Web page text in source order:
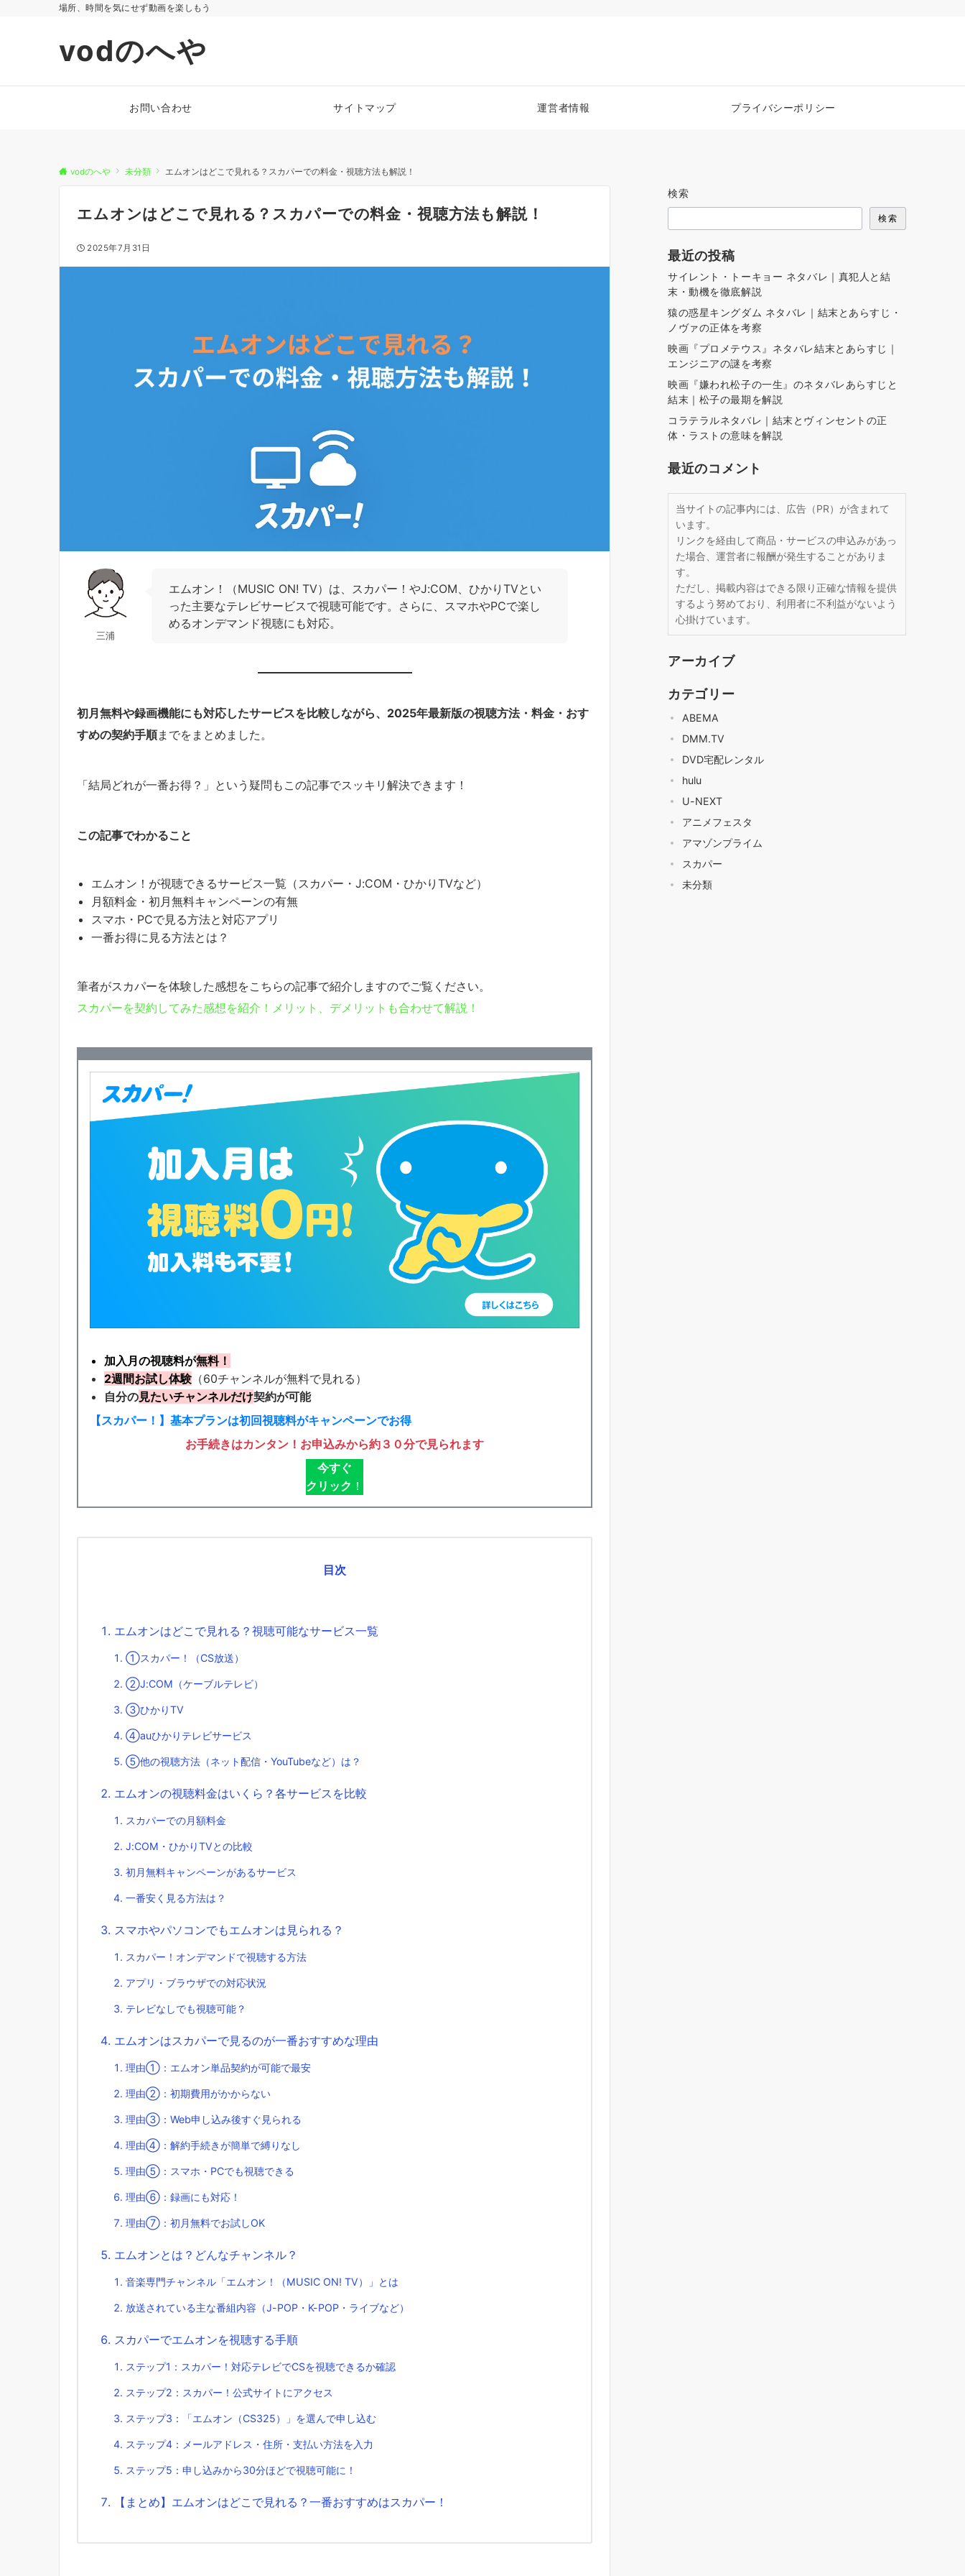
場所、時間を気にせず動画を楽しもう
vodのへや
お問い合わせ サイトマップ 運営者情報 プライバシーポリシー
vodのへや 未分類 エムオンはどこで見れる？スカパーでの料金・視聴方法も解説！
エムオンはどこで見れる？スカパーでの料金・視聴方法も解説！
2025年7月31日
三浦
エムオン！（MUSIC ON! TV）は、スカパー！やJ:COM、ひかりTVとい
った主要なテレビサービスで視聴可能です。さらに、スマホやPCで楽し
めるオンデマンド視聴にも対応。
初月無料や録画機能にも対応したサービスを比較しながら、2025年最新版の視聴方法・料金・おす
すめの契約手順までをまとめました。
「結局どれが一番お得？」という疑問もこの記事でスッキリ解決できます！
この記事でわかること
エムオン！が視聴できるサービス一覧（スカパー・J:COM・ひかりTVなど）
月額料金・初月無料キャンペーンの有無
スマホ・PCで見る方法と対応アプリ
一番お得に見る方法とは？
筆者がスカパーを体験した感想をこちらの記事で紹介しますのでご覧ください。
スカパーを契約してみた感想を紹介！メリット、デメリットも合わせて解説！
加入月の視聴料が無料！
2週間お試し体験（60チャンネルが無料で見れる）
自分の見たいチャンネルだけ契約が可能
【スカパー！】基本プランは初回視聴料がキャンペーンでお得
お手続きはカンタン！お申込みから約３０分で見られます
今すぐ
クリック ！
目次
エムオンはどこで見れる？視聴可能なサービス一覧
①スカパー！（CS放送）
②J:COM（ケーブルテレビ）
③ひかりTV
④auひかりテレビサービス
⑤他の視聴方法（ネット配信・YouTubeなど）は？
エムオンの視聴料金はいくら？各サービスを比較
スカパーでの月額料金
J:COM・ひかりTVとの比較
初月無料キャンペーンがあるサービス
一番安く見る方法は？
スマホやパソコンでもエムオンは見られる？
スカパー！オンデマンドで視聴する方法
アプリ・ブラウザでの対応状況
テレビなしでも視聴可能？
エムオンはスカパーで見るのが一番おすすめな理由
理由①：エムオン単品契約が可能で最安
理由②：初期費用がかからない
理由③：Web申し込み後すぐ見られる
理由④：解約手続きが簡単で縛りなし
理由⑤：スマホ・PCでも視聴できる
理由⑥：録画にも対応！
理由⑦：初月無料でお試しOK
エムオンとは？どんなチャンネル？
音楽専門チャンネル「エムオン！（MUSIC ON! TV）」とは
放送されている主な番組内容（J-POP・K-POP・ライブなど）
スカパーでエムオンを視聴する手順
ステップ1：スカパー！対応テレビでCSを視聴できるか確認
ステップ2：スカパー！公式サイトにアクセス
ステップ3：「エムオン（CS325）」を選んで申し込む
ステップ4：メールアドレス・住所・支払い方法を入力
ステップ5：申し込みから30分ほどで視聴可能に！
【まとめ】エムオンはどこで見れる？一番おすすめはスカパー！
検索
検索
最近の投稿
サイレント・トーキョー ネタバレ｜真犯人と結
末・動機を徹底解説
猿の惑星キングダム ネタバレ｜結末とあらすじ・
ノヴァの正体を考察
映画『プロメテウス』ネタバレ結末とあらすじ｜
エンジニアの謎を考察
映画『嫌われ松子の一生』のネタバレあらすじと
結末｜松子の最期を解説
コラテラルネタバレ｜結末とヴィンセントの正
体・ラストの意味を解説
最近のコメント
当サイトの記事内には、広告（PR）が含まれて
います。
リンクを経由して商品・サービスの申込みがあっ
た場合、運営者に報酬が発生することがありま
す。
ただし、掲載内容はできる限り正確な情報を提供
するよう努めており、利用者に不利益がないよう
心掛けています。
アーカイブ
カテゴリー
ABEMA
DMM.TV
DVD宅配レンタル
hulu
U-NEXT
アニメフェスタ
アマゾンプライム
スカパー
未分類